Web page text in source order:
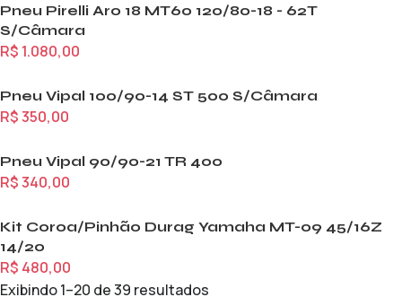
Pneu Pirelli Aro 18 MT60 120/80-18 - 62T
S/Câmara
R$ 1.080,00
Pneu Vipal 100/90-14 ST 500 S/Câmara
R$350,00
Pneu Vipal 90/90-21 TR 400
R$340,00
Kit Coroa/Pinhão Durag Yamaha MT-09 45/16Z
14/20
R$ 480,00
Exibindo 1–20 de 39 resultados